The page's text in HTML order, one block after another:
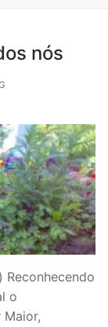
nós
Reconhecendo
o